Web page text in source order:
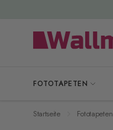
FOTOTAPETEN
Startseite Fototapeten